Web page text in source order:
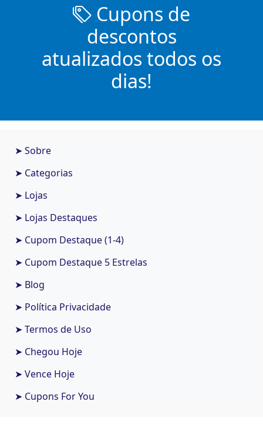
Cupons de
descontos
atualizados todos os
dias!
➤ Sobre
➤ Categorias
➤ Lojas
➤ Lojas Destaques
➤ Cupom Destaque (1-4)
➤ Cupom Destaque 5 Estrelas
➤ Blog
➤ Política Privacidade
➤ Termos de Uso
➤ Chegou Hoje
➤ Vence Hoje
➤ Cupons For You